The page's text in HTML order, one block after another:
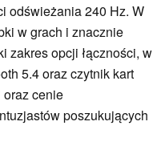
odświeżania 240 Hz. W
w grach i znacznie
zakres opcji łączności, w
5.4 oraz czytnik kart
cenie
poszukujących